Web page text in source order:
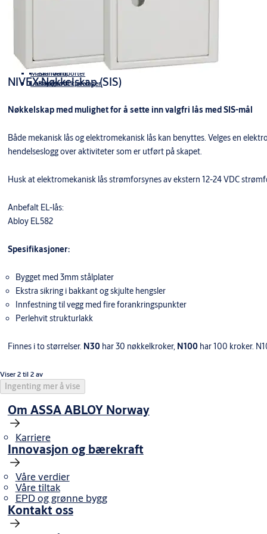
Rigid
Standard
Rapidroll
Maskinvernporter
Løsninger til kjølelager
NIVEX Nøkkelskap (SIS)
Nøkkelskap med mulighet for å sette inn valgfri lås med SIS-mål
Både mekanisk lås og elektromekanisk lås kan benyttes. Velges en
hendelseslogg over aktiviteter som er utført på skapet.
Husk at elektromekanisk lås strømforsynes av ekstern 12-24 VDC
Anbefalt EL-lås:
Abloy EL582
Spesifikasjoner:
Bygget med 3mm stålplater
Ekstra sikring i bakkant og skjulte hengsler
Innfestning til vegg med fire forankringspunkter
Perlehvit strukturlakk
Finnes i to størrelser. N30har 30 nøkkelkroker, N100har 100 kroker.
Viser 2 til 2 av
Ingenting mer å vise
Om ASSA ABLOY Norway
Karriere
Innovasjon og bærekraft
Våre verdier
Våre tiltak
EPD og grønne bygg
Kontakt oss